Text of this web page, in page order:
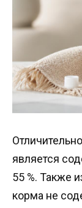
является
55 %. Также
корма не